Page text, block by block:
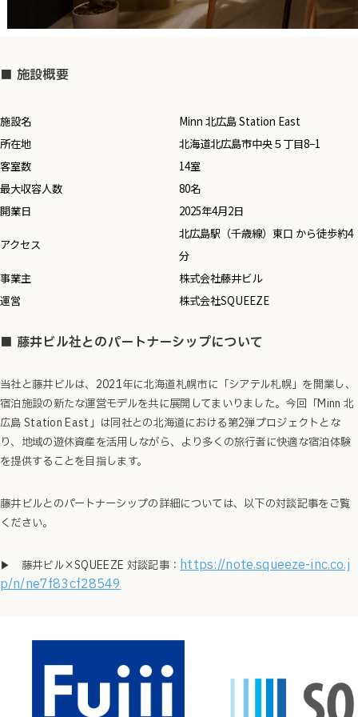
■ 施設概要
施設名
Minn 北広島 Station East
所在地
北海道北広島市中央５丁目8−1
客室数
14室
最大収容人数
80名
開業日
2025年4月2日
アクセス
北広島駅（千歳線）東口 から徒歩約4
分
事業主
株式会社藤井ビル
運営
株式会社SQUEEZE
■ 藤井ビル社とのパートナーシップについて
当社と藤井ビルは、2021年に北海道札幌市に「シアテル札幌」を開業し、
宿泊施設の新たな運営モデルを共に展開してまいりました。今回「Minn 北
広島 Station East」は同社との北海道における第2弾プロジェクトとな
り、地域の遊休資産を活用しながら、より多くの旅行者に快適な宿泊体験
を提供することを目指します。
藤井ビルとのパートナーシップの詳細については、以下の対談記事をご覧
ください。
▶ 藤井ビル×SQUEEZE 対談記事： https://note.squeeze-inc.co.j
p/n/ne7f83cf28549